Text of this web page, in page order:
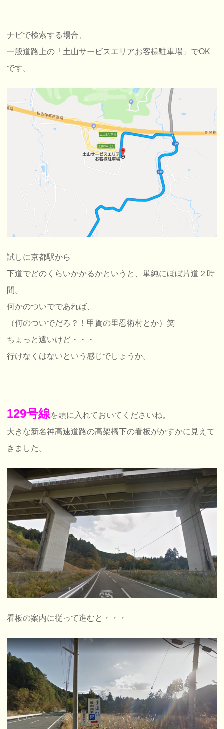
ナビで検索する場合、
一般道路上の「土山サービスエリアお客様駐車場」でOK
です。
試しに京都駅から
下道でどのくらいかかるかというと、単純にほぼ片道２時
間。
何かのついでであれば、
（何のついでだろ？！甲賀の里忍術村とか）笑
ちょっと遠いけど・・・
行けなくはないという感じでしょうか。
129号線を頭に入れておいてくださいね。
大きな新名神高速道路の高架橋下の看板がかすかに見えて
きました。
看板の案内に従って進むと・・・